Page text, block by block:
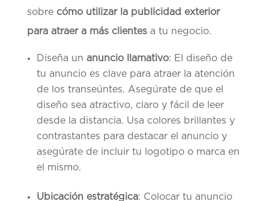
sobre cómo utilizar la publicidad exterior
para atraer a más clientesa tu negocio.
Diseña un anuncio llamativo: El diseño de
tu anuncio es clave para atraer la atención
de los transeúntes. Asegúrate de que el
diseño sea atractivo, claro y fácil de leer
desde la distancia. Usa colores brillantes y
contrastantes para destacar el anuncio y
asegúrate de incluir tu logotipo o marca en
el mismo.
Ubicación estratégica: Colocar tu anuncio